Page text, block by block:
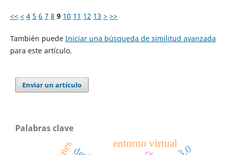
<< < 4 5 6 7 8 9 10 11 12 13 > >>
También puede Iniciar una búsqueda de similitud avanzada
para este artículo.
Enviar un artículo
Palabras clave
entorno virtual